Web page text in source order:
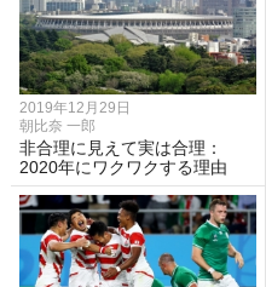
2019年12月29日
朝比奈 一郎
非合理に見えて実は合理：
2020年にワクワクする理由